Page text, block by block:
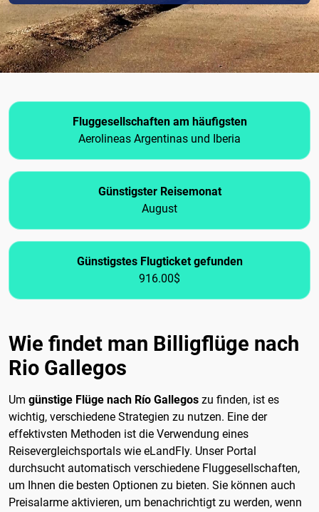
Fluggesellschaften am häufigsten
Aerolineas Argentinas und Iberia
Günstigster Reisemonat
August
Günstigstes Flugticket gefunden
916.00$
Wie findet man Billigflüge nach
Rio Gallegos
Um günstige Flüge nach Río Gallegos zu finden, ist es
wichtig, verschiedene Strategien zu nutzen. Eine der
effektivsten Methoden ist die Verwendung eines
Reisevergleichsportals wie eLandFly. Unser Portal
durchsucht automatisch verschiedene Fluggesellschaften,
um Ihnen die besten Optionen zu bieten. Sie können auch
Preisalarme aktivieren, um benachrichtigt zu werden, wenn